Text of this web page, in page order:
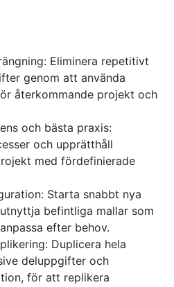
Eliminera repetitivt
genom att använda
återkommande projekt och
och bästa praxis:
och upprätthåll
med fördefinierade
Starta snabbt nya
befintliga mallar som
efter behov.
Duplicera hela
deluppgifter och
för att replikera